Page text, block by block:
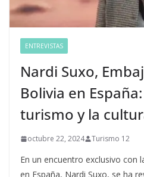
ENTREVISTAS
Nardi Suxo,
Bolivia en
turismo y la
octubre 22, 2024 Turismo 12
En un encuentro exclusivo con
en España, Nardi Suxo, se ha